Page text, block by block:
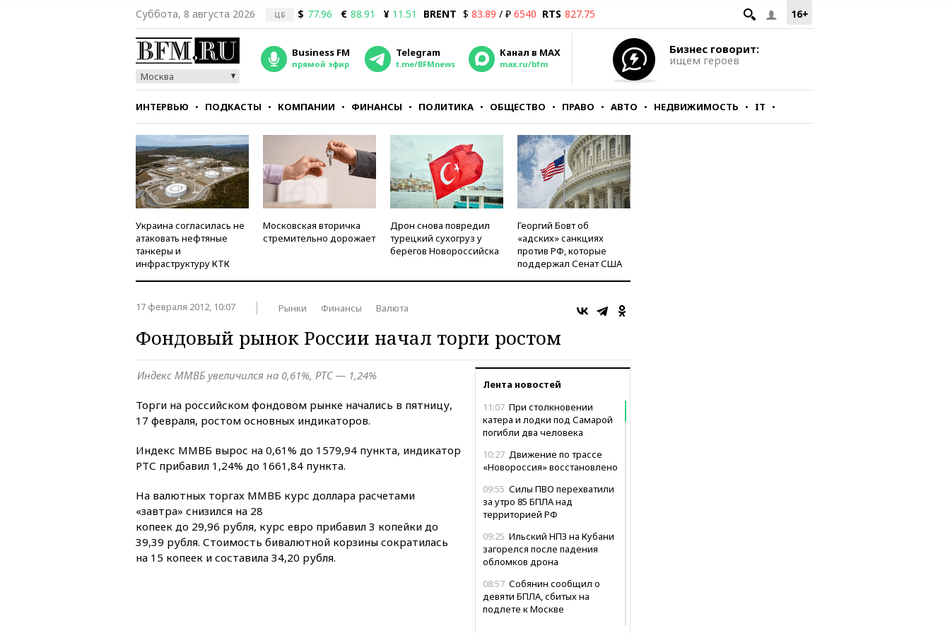
16+
Суббота, 8 августа 2026 ЦБ $ 77.96 € 88.91 ¥ 11.51 BRENT $ 83.89 / ₽ 6540 RTS 827.75
Москва
Business FM
прямой эфир
Telegram
t.me/BFMnews
Канал в MAX
max.ru/bfm
Бизнес говорит:
ищем героев
ИНТЕРВЬЮ ПОДКАСТЫ КОМПАНИИ ФИНАНСЫ ПОЛИТИКА ОБЩЕСТВО ПРАВО АВТО НЕДВИЖИМОСТЬ IT
СТИЛЬ ТЕСТЫ
Украина согласилась не
атаковать нефтяные
танкеры и
инфраструктуру КТК
Московская вторичка
стремительно дорожает
Дрон снова повредил
турецкий сухогруз у
берегов Новороссийска
Георгий Бовт об
«адских» санкциях
против РФ, которые
поддержал Сенат США
17 февраля 2012, 10:07 Рынки Финансы Валюта
Фондовый рынок России начал торги ростом
Лента новостей
11:07 При столкновении
катера и лодки под Самарой
погибли два человека
10:27 Движение по трассе
«Новороссия» восстановлено
09:55 Силы ПВО перехватили
за утро 85 БПЛА над
территорией РФ
09:25 Ильский НПЗ на Кубани
загорелся после падения
обломков дрона
08:57 Собянин сообщил о
девяти БПЛА, сбитых на
подлете к Москве
Индекс ММВБ увеличился на 0,61%, РТС — 1,24%
Торги на российском фондовом рынке начались в пятницу,
17 февраля, ростом основных индикаторов.
Индекс ММВБ вырос на 0,61% до 1579,94 пункта, индикатор
РТС прибавил 1,24% до 1661,84 пункта.
На валютных торгах ММВБ курс доллара расчетами
«завтра» снизился на 28
копеек до 29,96 рубля, курс евро прибавил 3 копейки до
39,39 рубля. Стоимость бивалютной корзины сократилась
на 15 копеек и составила 34,20 рубля.